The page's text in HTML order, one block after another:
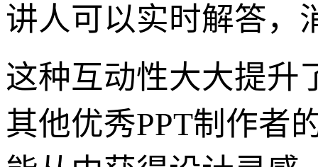
讲人可以实时解答，
这种互动性大大提升
其他优秀PPT制作者